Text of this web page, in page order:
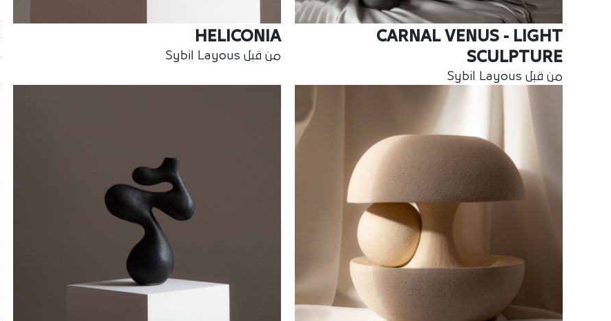
HELICONIA
من قبل Sybil Layous
CARNAL VENUS - LIGHT
SCULPTURE
من قبل Sybil Layous